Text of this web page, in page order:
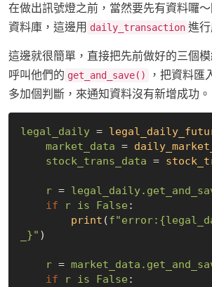
在做出訊號燈之前，當然要先有資料囉
資料庫，這邊用 daily_transaction 進行
這邊就很簡單，直接把先前做好的三個
呼叫他們的 get_and_save()
，把資料匯
多加個判斷，來通知資料沒有新增成功。
legal_daily =
market_data =
stock_trans_data =
r =
if
r is False :
print (f
_}" )
r =
if
r is False :